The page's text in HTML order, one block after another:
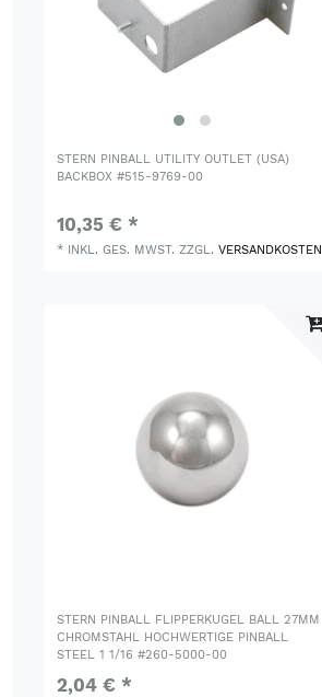
STERN PINBALL UTILITY OUTLET (USA)
BACKBOX #515-9769-00
10,35 € *
* INKL. GES. MWST. ZZGL.VERSANDKOSTEN
STERN PINBALL FLIPPERKUGEL BALL 27MM
CHROMSTAHL HOCHWERTIGE PINBALL
STEEL 1 1/16 #260-5000-00
2,04 € *